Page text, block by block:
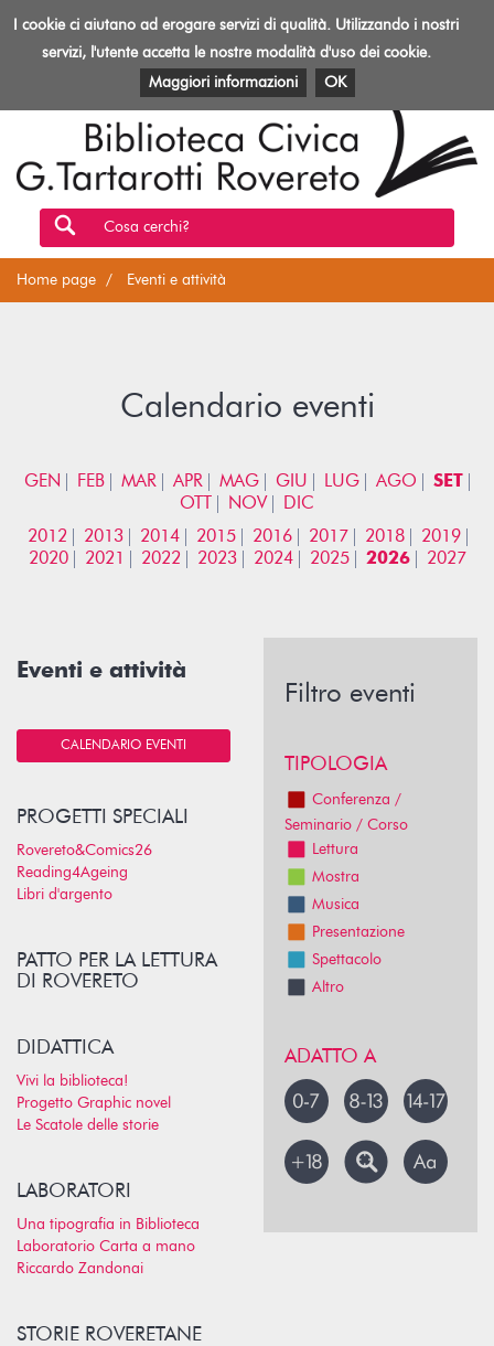
Toggle
Biblioteca
Rovereto
EVENTI E ATTIVITÀ PATRIMONIO E RISORSE
Cosa cerchi?
Home page Eventi e attività
Calendario eventi
GEN FEB MAR APR MAG GIU LUG AGO
SET
OTT
NOV
DIC
2012
2013 2014 2015 2016 2017 2018
2019
2020
2021 2022 2023 2024 2025 2026 2027
Eventi e attività
CALENDARIO EVENTI
PROGETTI SPECIALI
Rovereto&Comics26
Reading4Ageing
Libri d'argento
PATTO PER LA LETTURA
DI ROVERETO
DIDATTICA
Vivi la biblioteca!
Progetto Graphic novel
Le Scatole delle storie
LABORATORI
Una tipografia in Biblioteca
Laboratorio Carta a mano
Riccardo Zandonai
STORIE ROVERETANE
Filtro eventi
TIPOLOGIA
Conferenza /
Seminario / Corso
Lettura
Mostra
Musica
Presentazione
Spettacolo
Altro
ADATTO A
I cookie ci aiutano ad erogare servizi di qualità. Utilizzando i nostri
servizi, l'utente accetta le nostre modalità d'uso dei cookie.
Maggiori informazioni
OK